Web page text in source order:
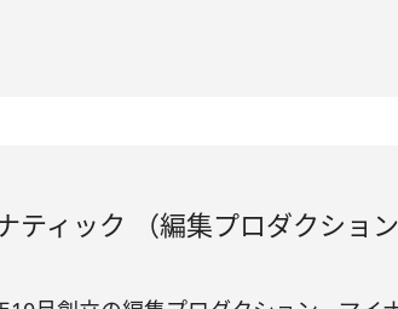
ティック （編集プロダクション